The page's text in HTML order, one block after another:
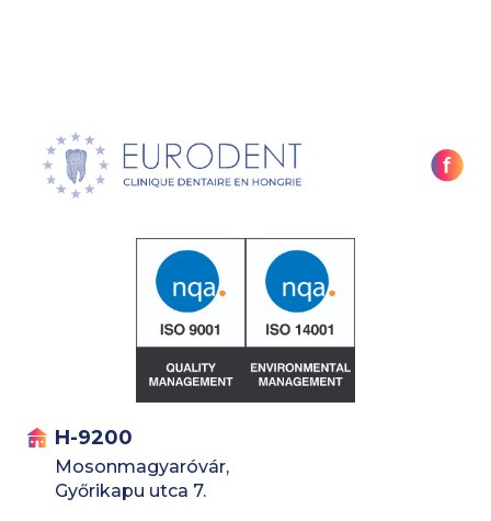
H-9200
Mosonmagyaróvár,
Győrikapu utca 7.